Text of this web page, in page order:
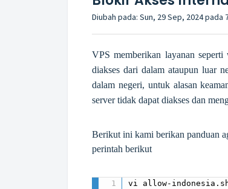
Diubah pada: Sun, 29 Sep, 2024 pada
VPS memberikan layanan
diakses dari dalam ataupun luar
dalam negeri, untuk alasan
server tidak dapat diakses dan
Berikut ini kami berikan panduan
perintah berikut
vi allow-